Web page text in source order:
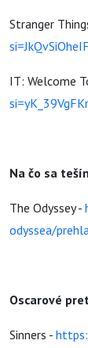
Stranger
IT: Welcome
Na čo sa
The Odyssey -
odyssea/
Oscarové
Sinners -